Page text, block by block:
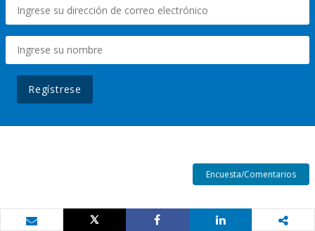
Regístrese
Encuesta/Comentarios